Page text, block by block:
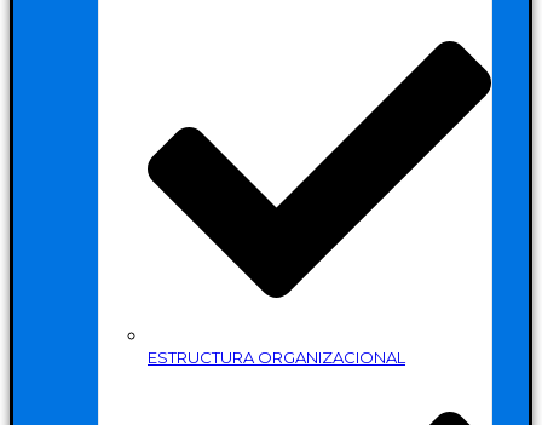
ESTRUCTURA ORGANIZACIONAL